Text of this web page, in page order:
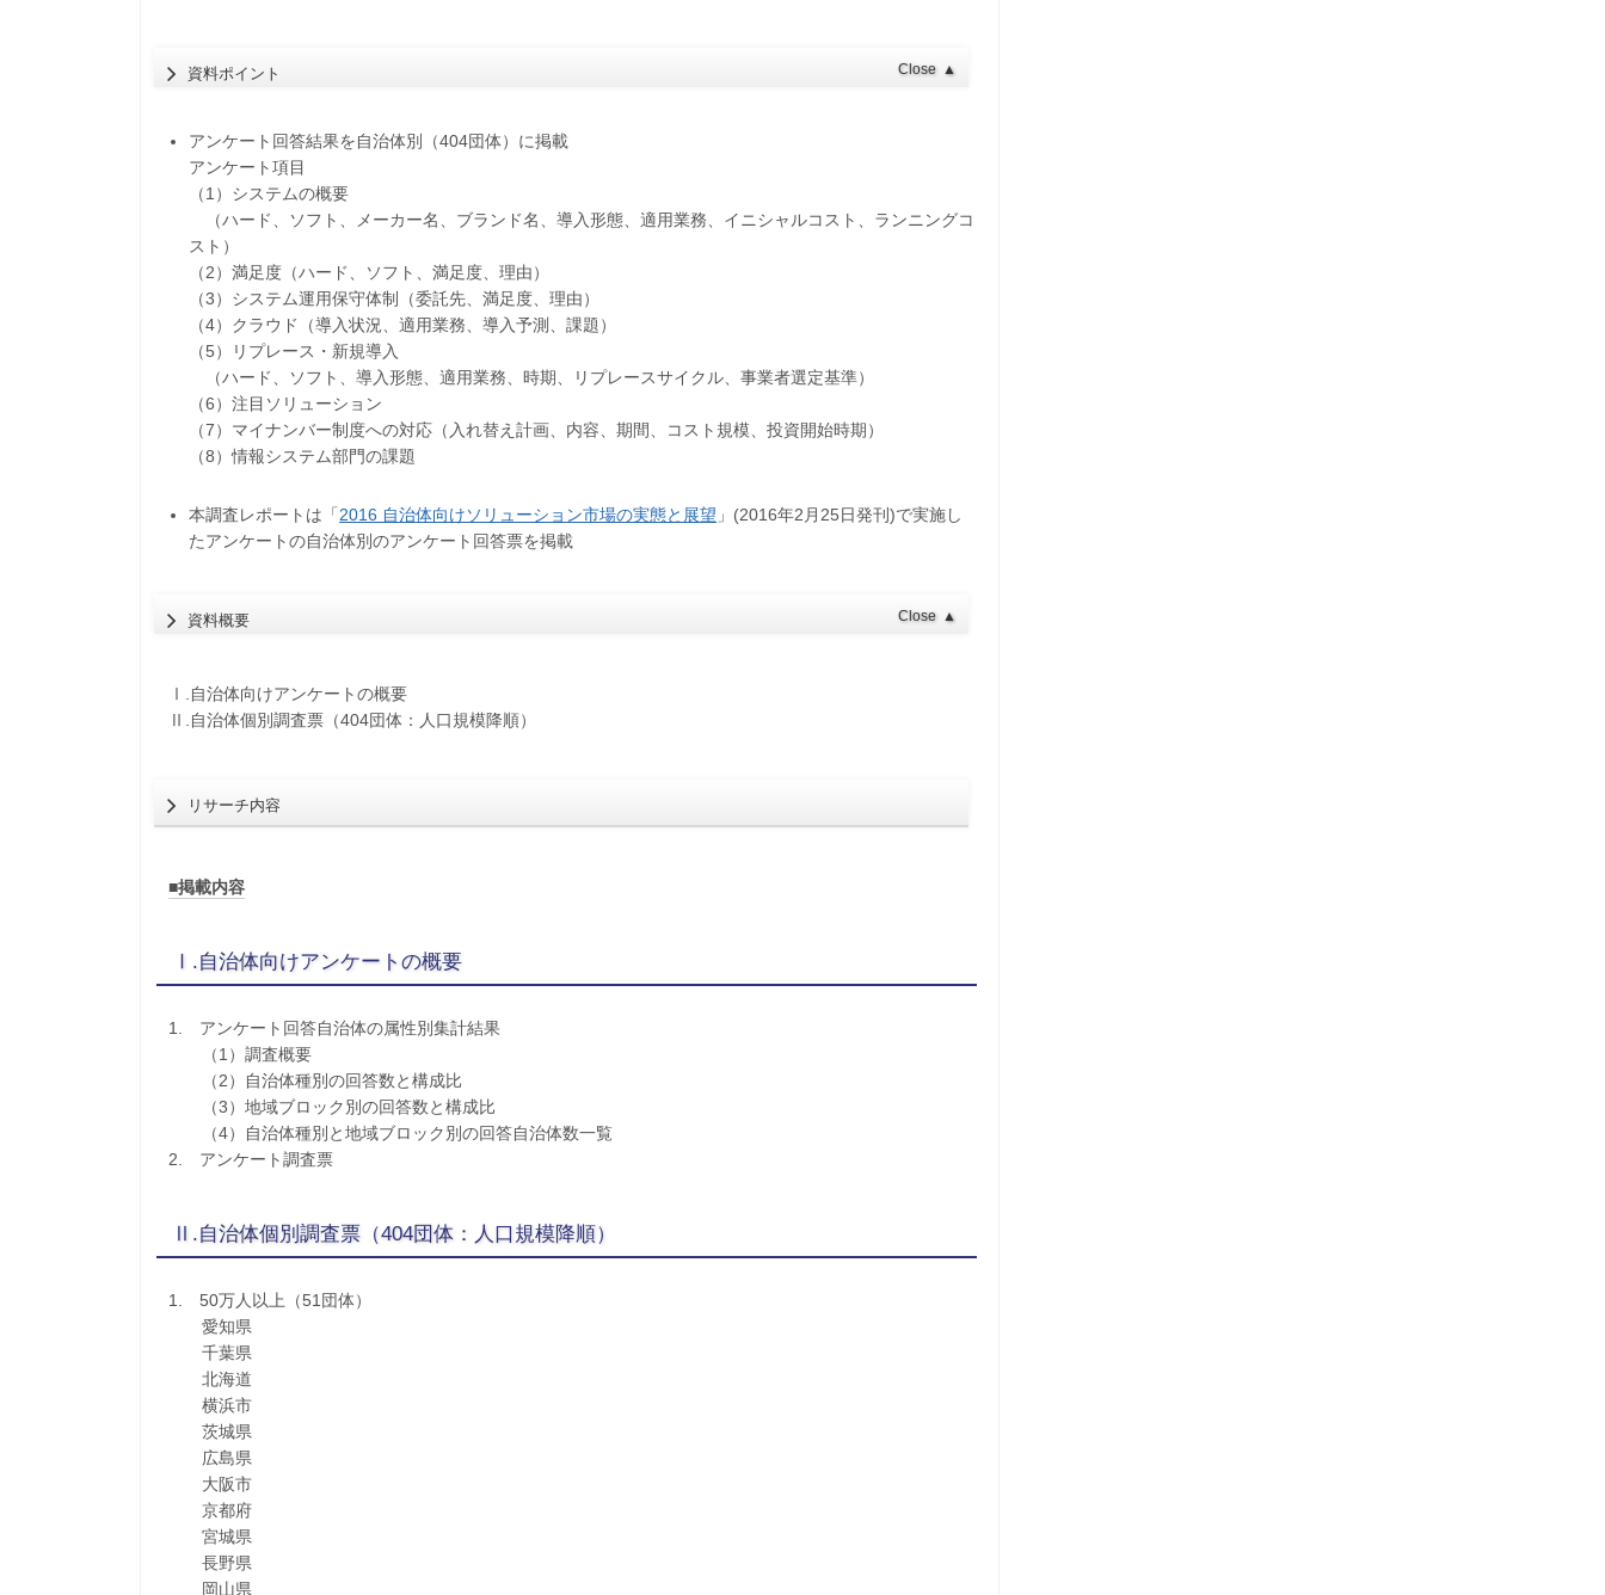
資料ポイント Close ▲
アンケート回答結果を自治体別（404団体）に掲載
アンケート項目
（1）システムの概要
（ハード、ソフト、メーカー名、ブランド名、導入形態、適用業務、イニシャルコスト、ランニングコ
スト）
（2）満足度（ハード、ソフト、満足度、理由）
（3）システム運用保守体制（委託先、満足度、理由）
（4）クラウド（導入状況、適用業務、導入予測、課題）
（5）リプレース・新規導入
（ハード、ソフト、導入形態、適用業務、時期、リプレースサイクル、事業者選定基準）
（6）注目ソリューション
（7）マイナンバー制度への対応（入れ替え計画、内容、期間、コスト規模、投資開始時期）
（8）情報システム部門の課題
本調査レポートは「2016 自治体向けソリューション市場の実態と展望 」(2016年2月25日発刊)で実施し
たアンケートの自治体別のアンケート回答票を掲載
資料概要 Close ▲
Ⅰ.自治体向けアンケートの概要
Ⅱ.自治体個別調査票（404団体：人口規模降順）
リサーチ内容
■掲載内容
Ⅰ.自治体向けアンケートの概要
1. アンケート回答自治体の属性別集計結果
（1）調査概要
（2）自治体種別の回答数と構成比
（3）地域ブロック別の回答数と構成比
（4）自治体種別と地域ブロック別の回答自治体数一覧
2. アンケート調査票
Ⅱ.自治体個別調査票（404団体：人口規模降順）
1. 50万人以上（51団体）
愛知県
千葉県
北海道
横浜市
茨城県
広島県
大阪市
京都府
宮城県
長野県
岡山県